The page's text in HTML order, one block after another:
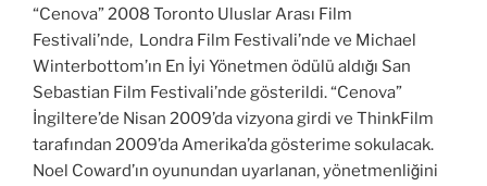
“Cenova” 2008 Toronto Uluslar Arası Film
Festivali’nde, Londra Film Festivali’nde ve Michael
Winterbottom’ın En İyi Yönetmen ödülü aldığı San
Sebastian Film Festivali’nde gösterildi. “Cenova”
İngiltere’de Nisan 2009’da vizyona girdi ve ThinkFilm
tarafından 2009’da Amerika’da gösterime sokulacak.
Noel Coward’ın oyunundan uyarlanan, yönetmenliğini